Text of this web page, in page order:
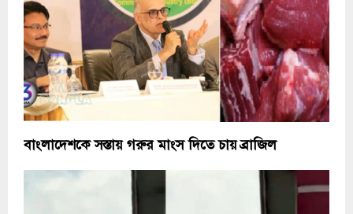
বাংলাদেশকে সস্তায় গরুর মাংস দিতে চায় ব্রাজিল